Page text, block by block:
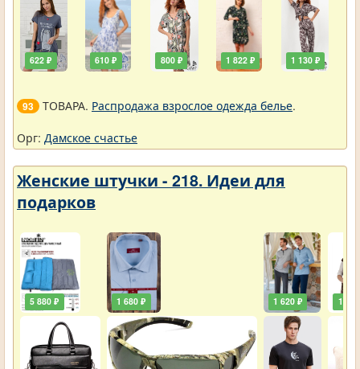
622 ₽ 610 ₽ 800 ₽ 1 822 ₽ 1 130 ₽
93 ТОВАРА. Распродажа взрослое одежда белье.
Орг: Дамское счастье
Женские штучки - 218. Идеи для
подарков
5 880 ₽ 1 680 ₽ 1 620 ₽ 1